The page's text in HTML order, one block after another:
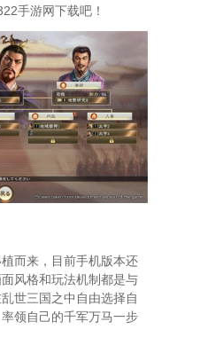
手游网下载吧！
而来，目前手机版本还
风格和玩法机制都是与
世三国之中自由选择自
领自己的千军万马一步